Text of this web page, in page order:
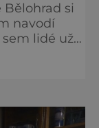
Bělohrad si
navodí
lidé už
neříká.